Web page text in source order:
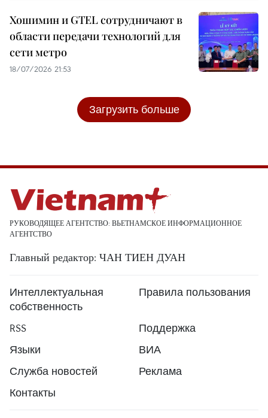
Хошимин и GTEL сотрудничают в
области передачи технологий для
сети метро
18/07/2026 21:53
Загрузить больше
РУКОВОДЯЩЕЕ АГЕНТСТВО: ВЬЕТНАМСКОЕ ИНФОРМАЦИОННОЕ
АГЕНТСТВО
Главный редактор: ЧАН ТИЕН ДУАН
Интеллектуальная
собственность
Правила пользования
RSS
Поддержка
Языки
ВИА
Служба новостей
Реклама
Контакты